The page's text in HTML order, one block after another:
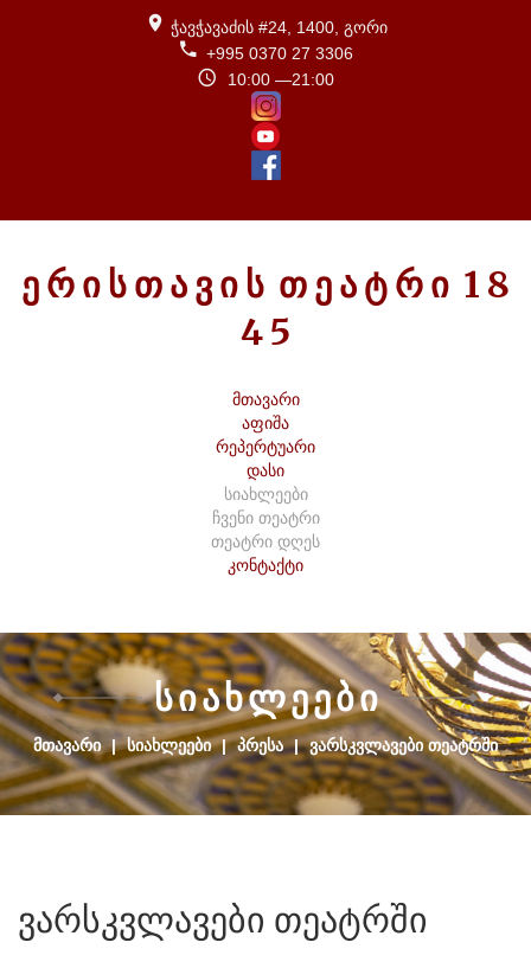
ჭავჭავაძის #24, 1400, გორი
+995 0370 27 3306
10:00 —21:00
ᲔᲠᲘᲡᲗᲐᲕᲘᲡ ᲗᲔᲐᲢᲠᲘ 1 8
45
მთავარი
აფიშა
რეპერტუარი
დასი
სიახლეები
ჩვენი თეატრი
თეატრი დღეს
კონტაქტი
ᲡᲘᲐᲮᲚᲔᲔᲑᲘ
ᲛᲗᲐᲕᲐᲠᲘ | ᲡᲘᲐᲮᲚᲔᲔᲑᲘ | ᲞᲠᲔᲡᲐ | ᲕᲐᲠᲡᲙᲕᲚᲐᲕᲔᲑᲘ ᲗᲔᲐᲢᲠᲨᲘ
ვარსკვლავები თეატრში